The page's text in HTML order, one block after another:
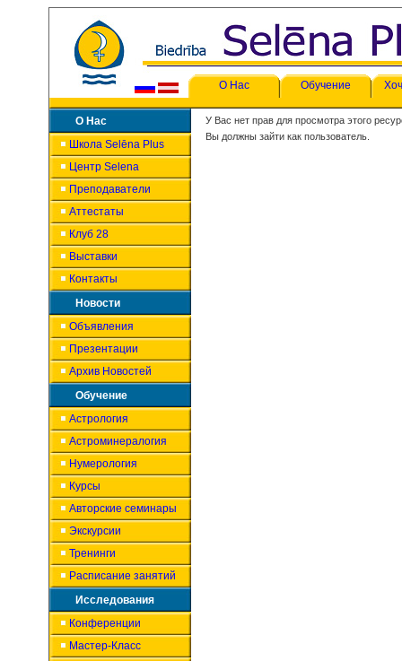
О Нас Обучение
О Нас
Школа Selēna Plus
Центр Selena
Преподаватели
Аттестаты
Клуб 28
Выставки
Контакты
Новости
Объявления
Презентации
Архив Новостей
Обучение
Астрология
Астроминералогия
Нумерология
Курсы
Авторские семинары
Экскурсии
Тренинги
Расписание занятий
Исследования
Конференции
Мастер-Класс
У Вас нет прав для просмотра этого
Вы должны зайти как пользователь.